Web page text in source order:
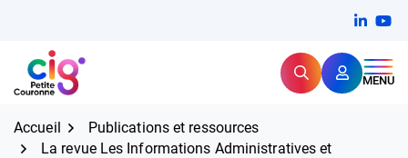
contenu
CIG Petite Couronne RechercherMENU
Expertise et proximité pour
Accueil
Publications et ressources
La revue Les Informations Administratives et